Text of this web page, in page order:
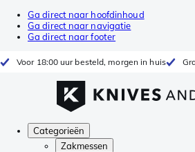
Ga direct naar hoofdinhoud
Ga direct naar navigatie
Ga direct naar footer
Voor 18:00 uur besteld, morgen in huis
Categorieën
Zakmessen